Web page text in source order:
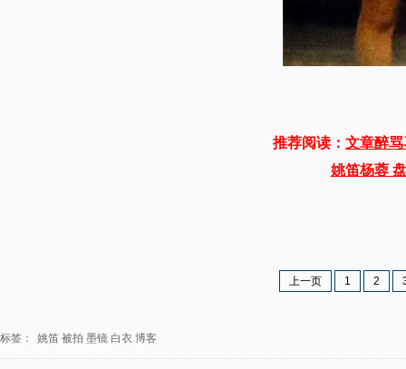
推荐阅读： 文章醉
姚笛杨蓉
上一页 1 2
标签： 姚笛 被拍 墨镜 白衣 博客